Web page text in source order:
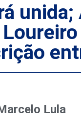
unida;
Lula